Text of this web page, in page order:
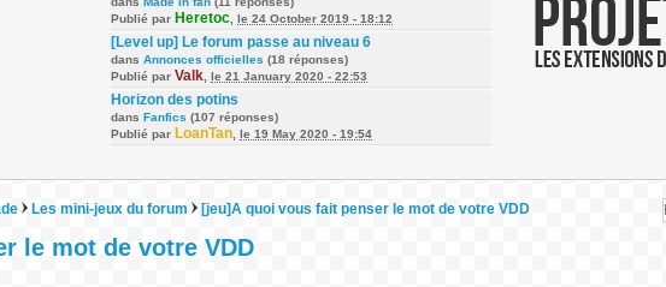
Publié par Heretoc le 24 October 2019 - 18:12
[Level up] Le forum passe au niveau 6
dans Annonces officielles (18 réponses)
Publié par Valk le 21 January 2020 - 22:53
Horizon des potins
dans Fanfics (107 réponses)
Publié par LoanTan le 19 May 2020 - 19:54
Les mini-jeux du forum [jeu]A quoi vous fait penser le mot de votre VDD
le mot de votre VDD